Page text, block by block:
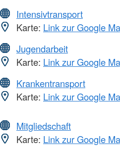
Intensivtransport
Karte: Link zur Google
Jugendarbeit
Karte: Link zur Google
Krankentransport
Karte: Link zur Google
Mitgliedschaft
Karte: Link zur Google